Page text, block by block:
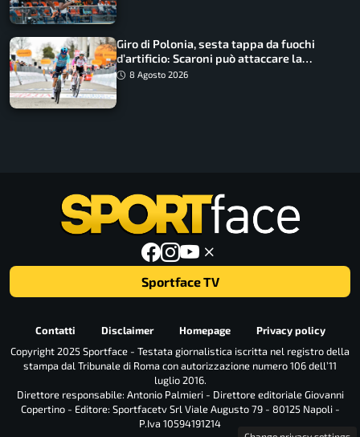
Giro di Polonia, sesta tappa da fuochi
d’artificio: Scaroni può attaccare la
maglia di Lemmen
8 Agosto 2026
Sportface TV
Contatti Disclaimer Homepage
Privacy policy
Copyright 2025 Sportface - Testata giornalistica iscritta nel registro della
stampa dal Tribunale di Roma con autorizzazione numero 106 dell’11
luglio 2016.
Direttore responsabile: Antonio Palmieri - Direttore editoriale Giovanni
Copertino - Editore: Sportfacetv Srl Viale Augusto 79 - 80125 Napoli -
P.Iva 10594191214